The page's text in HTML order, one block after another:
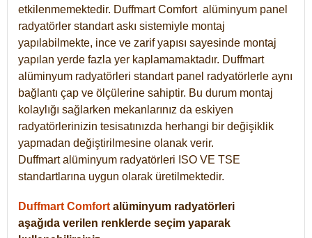
etkilenmemektedir. DuffmartComfort alüminyum panel
radyatörler standart askı sistemiyle montaj
yapılabilmekte, ince ve zarif yapısı sayesinde montaj
yapılan yerde fazla yer kaplamamaktadır. Duffmart
alüminyum radyatörleri standart panel radyatörlerle aynı
bağlantı çap ve ölçülerine sahiptir. Bu durum montaj
kolaylığı sağlarken mekanlarınız da eskiyen
radyatörlerinizin tesisatınızda herhangi bir değişiklik
yapmadan değiştirilmesine olanak verir.
Duffmart alüminyum radyatörleri ISO VE TSE
standartlarına uygun olarak üretilmektedir.
Duffmart Comfort alüminyum radyatörleri
aşağıda verilen renklerde seçim yaparak